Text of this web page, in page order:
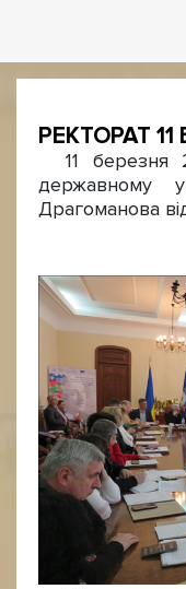
РЕКТОРАТ
11 березня
державному
Драгоманова